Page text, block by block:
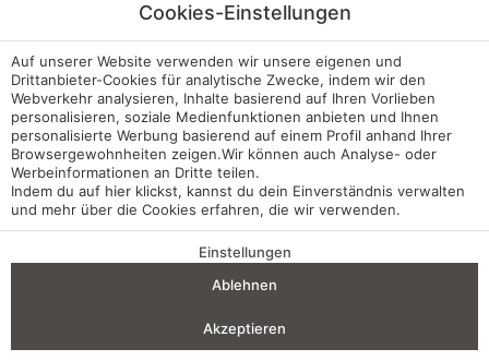
VORTEILE EINER BUCHUNG
Cookies-Einstellungen
Auf unserer Website verwenden wir unsere eigenen und
Drittanbieter-Cookies für analytische Zwecke, indem wir den
Webverkehr analysieren, Inhalte basierend auf Ihren Vorlieben
personalisieren, soziale Medienfunktionen anbieten und Ihnen
personalisierte Werbung basierend auf einem Profil anhand Ihrer
Browsergewohnheiten zeigen.Wir können auch Analyse- oder
Werbeinformationen an Dritte teilen.
Indem du auf hier klickst, kannst du dein Einverständnis verwalten
und mehr über die Cookies erfahren, die wir verwenden.
Einstellungen
Ablehnen
Akzeptieren